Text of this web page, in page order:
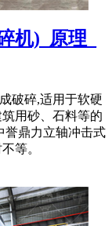
机)_原理_
破碎,适用于软硬
用砂、石料等的
誉鼎力立轴冲击式
等。